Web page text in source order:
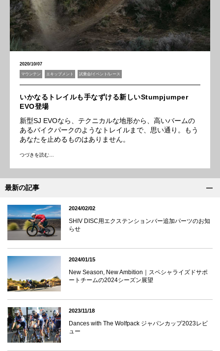
2020/10/07
マウンテン エキップメント 試乗会/イベント/レース
いかなるトレイルも手なずける新しいStumpjumper
EVO登場
新型SJ EVOなら、テクニカルな地形から、高いバームの
あるバイクパークのようなトレイルまで、思い通り。もう
あなたを止めるものはありません。
つづきを読む…
最新の記事
2024/02/02
SHIV DISC用エクステンションバー追加パーツのお知
らせ
2024/01/15
New Season, New Ambition｜スペシャライズドサポ
ートチームの2024シーズン展望
2023/11/18
Dances with The Wolfpack ジャパンカップ2023レビ
ュー